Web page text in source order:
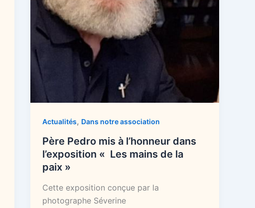
Actualités, Dans notre association
Père Pedro mis à l’honneur dans
l’exposition « Les mains de la
paix »
Cette exposition conçue par la
photographe Séverine